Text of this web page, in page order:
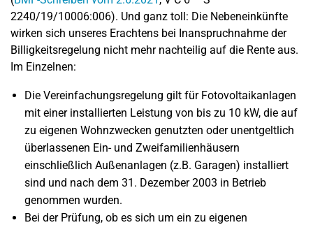
2240/19/10006:006). Und ganz toll: Die Nebeneinkünfte
wirken sich unseres Erachtens bei Inanspruchnahme der
Billigkeitsregelung nicht mehr nachteilig auf die Rente aus.
Im Einzelnen:
Die Vereinfachungsregelung gilt für Fotovoltaikanlagen
mit einer installierten Leistung von bis zu 10 kW, die auf
zu eigenen Wohnzwecken genutzten oder unentgeltlich
überlassenen Ein- und Zweifamilienhäusern
einschließlich Außenanlagen (z.B. Garagen) installiert
sind und nach dem 31. Dezember 2003 in Betrieb
genommen wurden.
Bei der Prüfung, ob es sich um ein zu eigenen